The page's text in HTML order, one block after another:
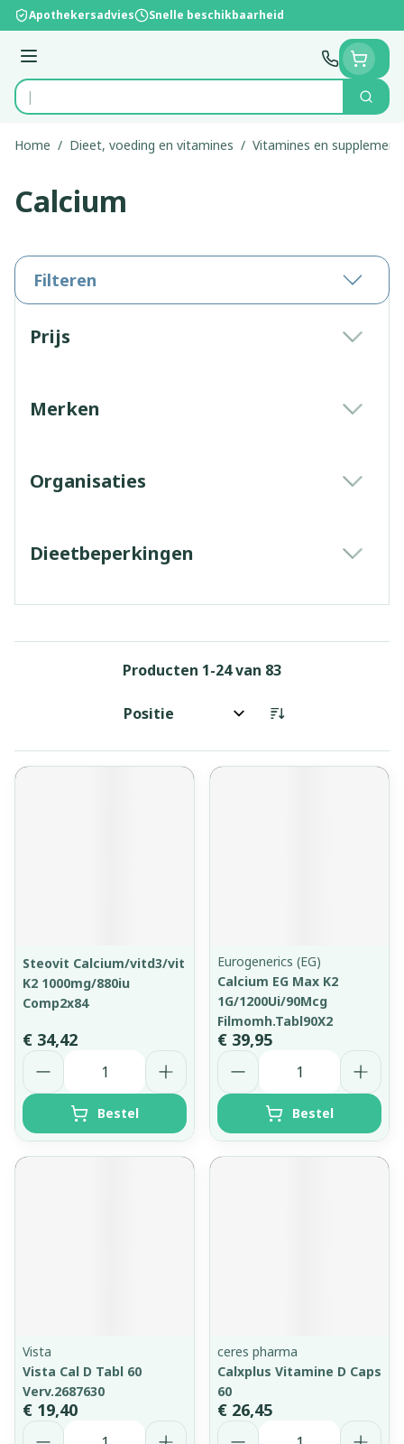
Ga naar de inhoud
Apothekersadvies Snelle beschikbaarheid
Menu
Product, merk, categorie...
Zoek
Home / Dieet, voeding en vitamines / Vitamines en
Calcium
Filteren
Prijs
Merken
Organisaties
Dieetbeperkingen
Producten 1-24van 83
Sorteer op:
Steovit Calcium/vitd3/vit
K2 1000mg/880iu
Comp2x84
€ 34,42
Aantal
Bestel
Eurogenerics (EG)
Calcium EG Max K2
1G/1200Ui/90Mcg
Filmomh.Tabl90X2
€ 39,95
Aantal
Bestel
Vista
Vista Cal D Tabl 60
Verv.2687630
€ 19,40
Aantal
ceres pharma
Calxplus Vitamine D Caps
60
€ 26,45
Aantal